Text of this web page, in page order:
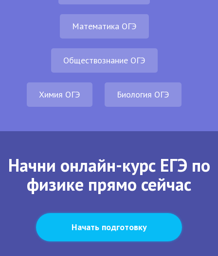
Математика ОГЭ
Обществознание ОГЭ
Химия ОГЭ Биология ОГЭ
Начни онлайн-курс ЕГЭ по
физике прямо сейчас
Начать подготовку